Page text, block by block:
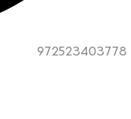
972523403778